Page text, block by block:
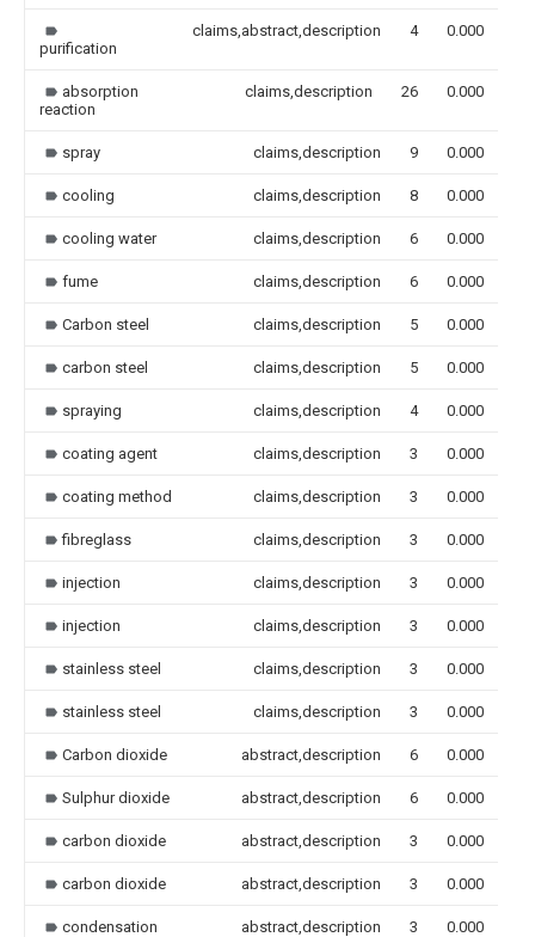
purification
claims,abstract,description 4 0.000
absorption
reaction
claims,description 26 0.000
spray claims,description 9 0.000
cooling claims,description 8 0.000
cooling water claims,description 6 0.000
fume claims,description 6 0.000
Carbon steel claims,description 5 0.000
carbon steel claims,description 5 0.000
spraying claims,description 4 0.000
coating agent claims,description 3 0.000
coating method claims,description 3 0.000
fibreglass claims,description 3 0.000
injection claims,description 3 0.000
injection claims,description 3 0.000
stainless steel claims,description 3 0.000
stainless steel claims,description 3 0.000
Carbon dioxide abstract,description 6 0.000
Sulphur dioxide abstract,description 6 0.000
carbon dioxide abstract,description 3 0.000
carbon dioxide abstract,description 3 0.000
condensation abstract,description 3 0.000